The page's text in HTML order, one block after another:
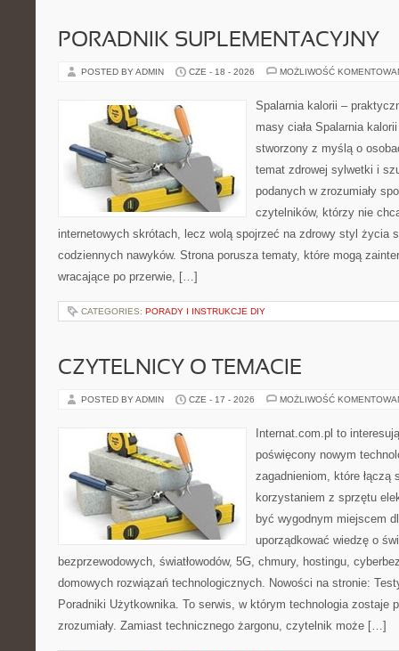
PORADNIK SUPLEMENTACYJNY
POSTED BY ADMIN CZE - 18 - 2026 MOŻLIWOŚĆ
Spalarnia kalorii –
masy ciała Spalarnia
stworzony z myślą o
temat zdrowej sylwetki i
podanych w zrozumiały
czytelników, którzy nie
internetowych skrótach, lecz wolą spojrzeć na zdrowy styl życia
codziennych nawyków. Strona porusza tematy, które mogą
wracające po przerwie, […]
CATEGORIES: PORADY I INSTRUKCJE DIY
CZYTELNICY O TEMACIE
POSTED BY ADMIN CZE - 17 - 2026 MOŻLIWOŚĆ
Internat.com.pl to
poświęcony nowym
zagadnieniom, które łączą
korzystaniem z sprzętu
być wygodnym miejscem
uporządkować wiedzę o
bezprzewodowych, światłowodów, 5G, chmury, hostingu,
domowych rozwiązań technologicznych. Nowości na stronie:
Poradniki Użytkownika. To serwis, w którym technologia zostaje
zrozumiały. Zamiast technicznego żargonu, czytelnik może […]